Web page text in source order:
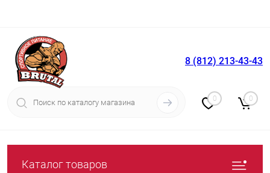
Вход Регистрация
8 (812) 213-43-43
0 0
Каталог товаров